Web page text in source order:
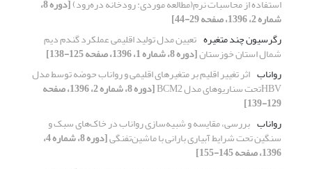
استفاده از محاسبات نرم(مطالعه موردی: رودخانه دره‌رود) [دوره 8،
شماره 2، 1396، صفحه 29-44]
رگرسیون چند متغیره تعیین مدل تولید اقلیمی عملکرد گندم دیم
شمال استان خوزستان[دوره 8، شماره 1، 1396، صفحه 125-138]
رواناب اثر تغییر اقلیم بر متغیرهای اقلیمی و رواناب حوضه توسط مدل
HBVتحت سناریوهای مدل BCM2 [دوره 8، شماره 2، 1396، صفحه
129-139]
رواناب بررسی، مقایسه و شبیه‌سازی رواناب در خاک‌های سبک و
سنگین تحت شرایط آبیاری بارانی با ماشین‌تفنگی [دوره 8، شماره 4،
1396، صفحه 145-155]